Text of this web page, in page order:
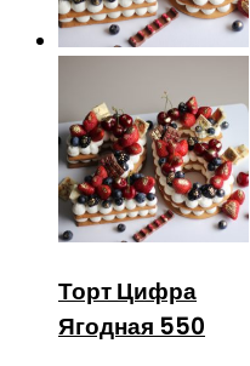
Торт Цифра
Ягодная 550